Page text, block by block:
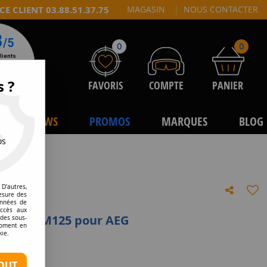
CLIENT 03.88.51.37.75 MAGASIN | NOUS CONTACTER
0
FAVORIS COMPTE
0
PANIER
NEWS PROMOS MARQUES BLOG
M125 pour AEG
avis
?
des
de
aux
sous-
en